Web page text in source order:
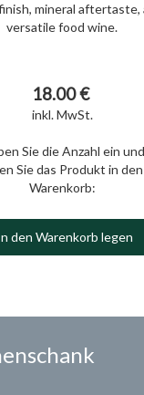
mineral aftertaste,
versatile food wine.
18.00 €
inkl. MwSt.
Sie die Anzahl ein und
Sie das Produkt in den
Warenkorb:
den Warenkorb legen